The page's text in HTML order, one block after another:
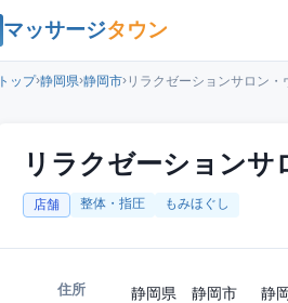
マッサージタウン
トップ›静岡県›静岡市› リラクゼーションサロン・
リラクゼーションサ
店舗 整体・指圧 もみほぐし
住所 静岡県 静岡市 静岡